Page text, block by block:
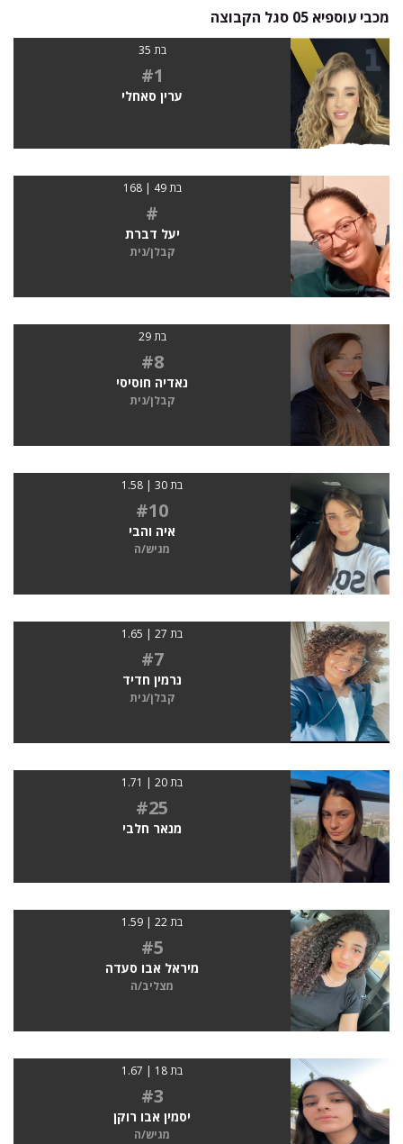
מכבי עוספיא 05 סגל הקבוצה
בת 35
#1
ערין סאחלי
בת 49 | 168
#
יעל דברת
קבלן/נית
בת 29
#8
נאדיה חוסיסי
קבלן/נית
בת 30 | 1.58
#10
איה והבי
מגיש/ה
בת 27 | 1.65
#7
נרמין חדיד
קבלן/נית
בת 20 | 1.71
#25
מנאר חלבי
בת 22 | 1.59
#5
מיראל אבו סעדה
מצליב/ה
בת 18 | 1.67
#3
יסמין אבו רוקן
מגיש/ה